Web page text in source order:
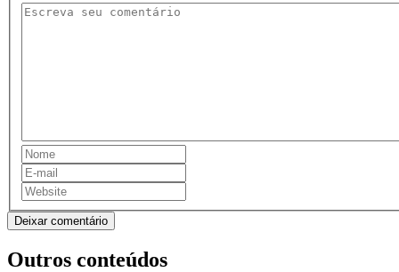
Deixar comentário
Outros conteúdos